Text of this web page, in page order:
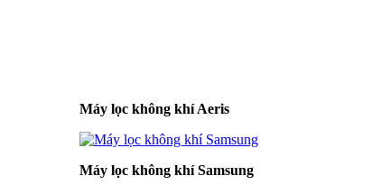
Máy lọc không khí Aeris
Máy lọc không khí Samsung